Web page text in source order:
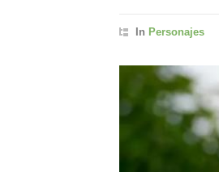
In Personajes